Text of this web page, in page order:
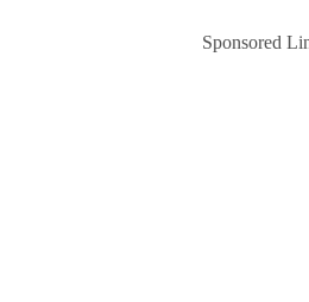
Sponsored